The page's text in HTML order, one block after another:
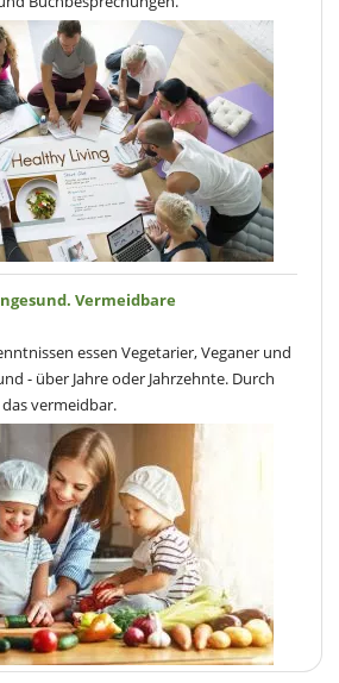
Vermeidbare
essen Vegetarier, Veganer und
- über Jahre oder Jahrzehnte. Durch
vermeidbar.